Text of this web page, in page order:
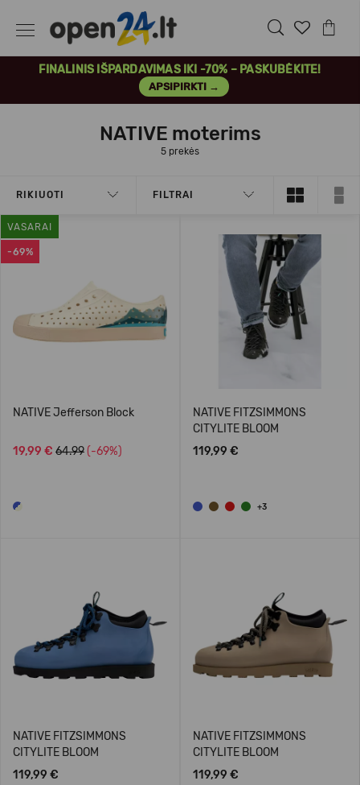
FINALINIS IŠPARDAVIMAS IKI -70% – PASKUBĖKITE!
APSIPIRKTI →
NATIVE moterims
5 prekės
RIKIUOTI FILTRAI
-69%
VASARAI
NATIVE Jefferson Block
19,99 € 64.99 (-69%)
NATIVE FITZSIMMONS
CITYLITE BLOOM
119,99 €
+3
NATIVE FITZSIMMONS
CITYLITE BLOOM
119,99 €
NATIVE FITZSIMMONS
CITYLITE BLOOM
119,99 €